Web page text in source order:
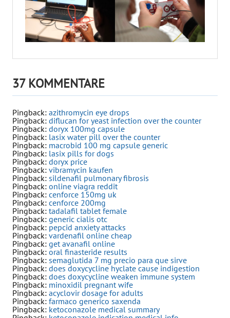
37 KOMMENTARE
Pingback: azithromycin eye drops
Pingback: diflucan for yeast infection over the counter
Pingback: doryx 100mg capsule
Pingback: lasix water pill over the counter
Pingback: macrobid 100 mg capsule generic
Pingback: lasix pills for dogs
Pingback: doryx price
Pingback: vibramycin kaufen
Pingback: sildenafil pulmonary fibrosis
Pingback: online viagra reddit
Pingback: cenforce 150mg uk
Pingback: cenforce 200mg
Pingback: tadalafil tablet female
Pingback: generic cialis otc
Pingback: pepcid anxiety attacks
Pingback: vardenafil online cheap
Pingback: get avanafil online
Pingback: oral finasteride results
Pingback: semaglutida 7 mg precio para que sirve
Pingback: does doxycycline hyclate cause indigestion
Pingback: does doxycycline weaken immune system
Pingback: minoxidil pregnant wife
Pingback: acyclovir dosage for adults
Pingback: farmaco generico saxenda
Pingback: ketoconazole medical summary